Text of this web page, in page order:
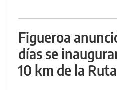
Figueroa
días se
10 km de la